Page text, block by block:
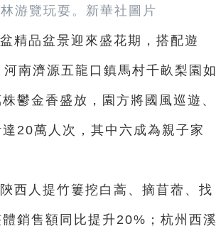
游覽玩耍。新華社圖片
精品盆景迎來盛花期，搭配遊
南濟源五龍口鎮馬村千畝梨園如
鬱金香盛放，園方將國風巡遊、
20萬人次，其中六成為親子家
西人提竹簍挖白蒿、摘苜蓿、找
銷售額同比提升20%；杭州西溪